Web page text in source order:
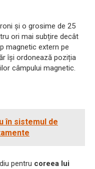
și o grosime de 25
ori mai subțire decât
magnetic extern pe
își ordonează poziția
câmpului magnetic.
în sistemul de
pentru coreea lui